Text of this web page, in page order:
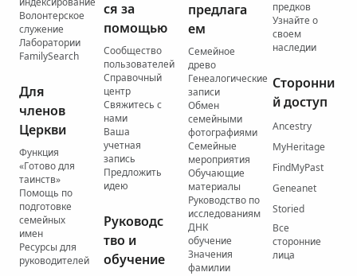
Волонтерское
служение
Лаборатории
FamilySearch
Для
членов
Церкви
Функция
«Готово для
таинств»
Помощь по
подготовке
семейных
имен
Ресурсы для
руководителей
ся за
помощью
Сообщество
пользователей
Справочный
центр
Свяжитесь с
нами
Ваша
учетная
запись
Предложить
идею
Руководс
тво и
обучение
предлага
ем
Семейное
древо
Генеалогические
записи
Обмен
семейными
фотографиями
Семейные
мероприятия
Обучающие
материалы
Руководство по
исследованиям
ДНК
обучение
Значения
фамилии
предков
Узнайте о
своем
наследии
Сторонни
й доступ
Ancestry
MyHeritage
FindMyPast
Geneanet
Storied
Все
сторонние
лица